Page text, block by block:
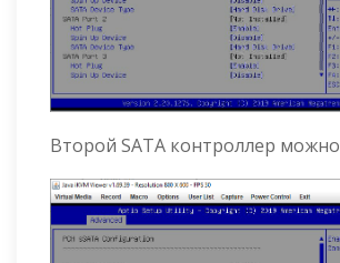
Второй SATA контроллер